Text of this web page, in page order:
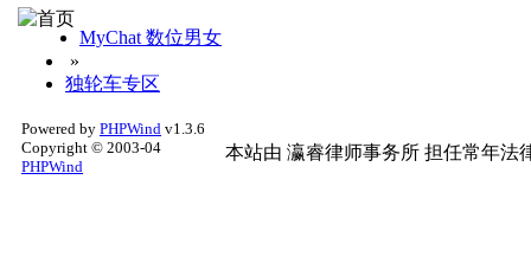
MyChat 数位男女
»
独轮车专区
Powered by PHPWind v1.3.6
Copyright © 2003-04
PHPWind
本站由 瀛睿律师事务所 担任常年法